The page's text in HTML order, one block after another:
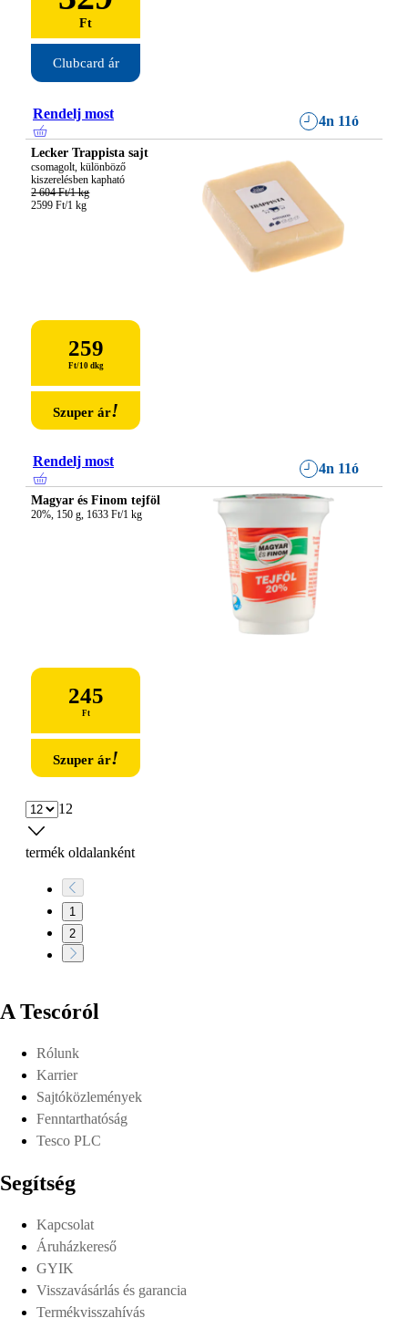
Ft
Clubcard ár
Rendelj most 4n 11ó
Lecker Trappista sajt
csomagolt, különböző
2 604 Ft/1 kg
2599 Ft/1 kg
259
Ft/10 dkg
Szuper ár!
Rendelj most 4n 11ó
Magyar és Finom tejföl
20%, 150 g, 1633 Ft/1 kg
245
Ft
Szuper ár!
12
termék oldalanként
1
2
A Tescóról
Rólunk
Karrier
Sajtóközlemények
Fenntarthatóság
Tesco PLC
Segítség
Kapcsolat
Áruházkereső
GYIK
Visszavásárlás és garancia
Termékvisszahívás